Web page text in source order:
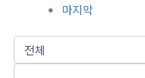
마지막